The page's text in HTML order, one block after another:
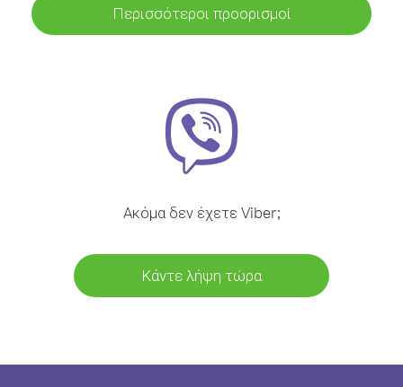
Περισσότεροι προορισμοί
Ακόμα δεν έχετε Viber;
Κάντε λήψη τώρα